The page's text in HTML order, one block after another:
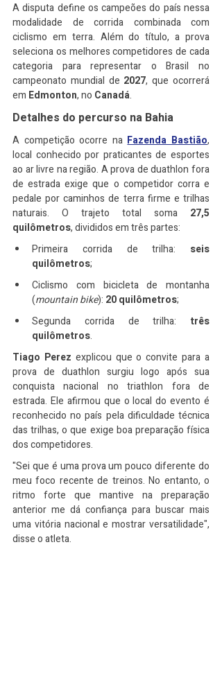
A disputa define os campeões do país nessa
modalidade de corrida combinada com
ciclismo em terra. Além do título, a prova
seleciona os melhores competidores de cada
categoria para representar o Brasil no
campeonato mundial de 2027, que ocorrerá
em Edmonton, no Canadá.
Detalhes do percurso na Bahia
A competição ocorre na Fazenda Bastião,
local conhecido por praticantes de esportes
ao ar livre na região. A prova de duathlon fora
de estrada exige que o competidor corra e
pedale por caminhos de terra firme e trilhas
naturais. O trajeto total soma 27,5
quilômetros, divididos em três partes:
Primeira corrida de trilha: seis
quilômetros;
Ciclismo com bicicleta de montanha
(mountain bike): 20 quilômetros;
Segunda corrida de trilha: três
quilômetros.
Tiago Perez explicou que o convite para a
prova de duathlon surgiu logo após sua
conquista nacional no triathlon fora de
estrada. Ele afirmou que o local do evento é
reconhecido no país pela dificuldade técnica
das trilhas, o que exige boa preparação física
dos competidores.
"Sei que é uma prova um pouco diferente do
meu foco recente de treinos. No entanto, o
ritmo forte que mantive na preparação
anterior me dá confiança para buscar mais
uma vitória nacional e mostrar versatilidade",
disse o atleta.